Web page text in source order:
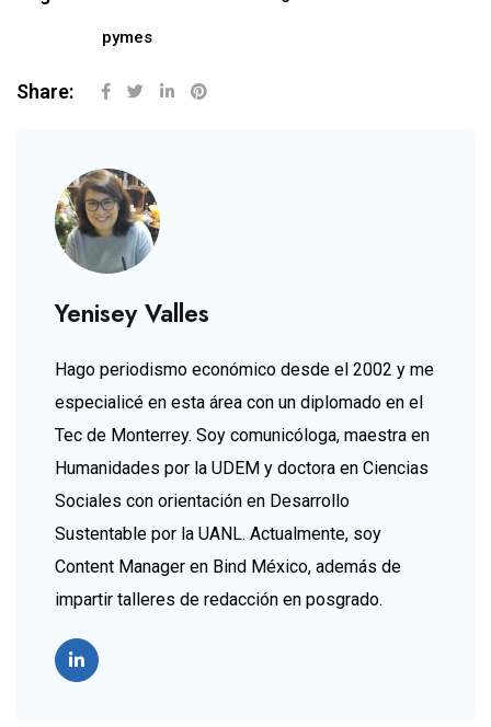
pymes
Share:
Yenisey Valles
Hago periodismo económico desde el 2002 y me
especialicé en esta área con un diplomado en el
Tec de Monterrey. Soy comunicóloga, maestra en
Humanidades por la UDEM y doctora en Ciencias
Sociales con orientación en Desarrollo
Sustentable por la UANL. Actualmente, soy
Content Manager en Bind México, además de
impartir talleres de redacción en posgrado.